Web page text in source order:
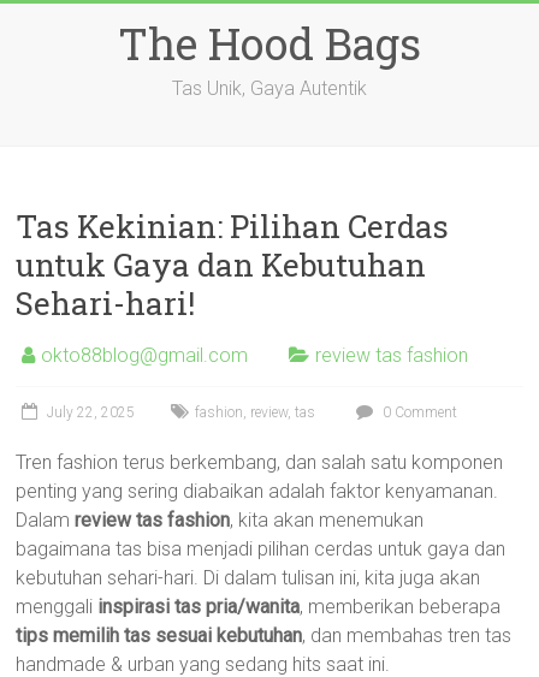
The Hood Bags
Tas Unik, Gaya Autentik
Tas Kekinian: Pilihan Cerdas
untuk Gaya dan Kebutuhan
Sehari-hari!
okto88blog@gmail.com review tas fashion
July 22, 2025 fashion, review,tas 0 Comment
Tren fashion terus berkembang, dan salah satu komponen
penting yang sering diabaikan adalah faktor kenyamanan.
Dalamreview tas fashion, kita akan menemukan
bagaimana tas bisa menjadi pilihan cerdas untuk gaya dan
kebutuhan sehari-hari. Di dalam tulisan ini, kita juga akan
menggali inspirasi tas pria/wanita, memberikan beberapa
tips memilih tas sesuai kebutuhan, dan membahas tren tas
handmade & urban yang sedang hits saat ini.